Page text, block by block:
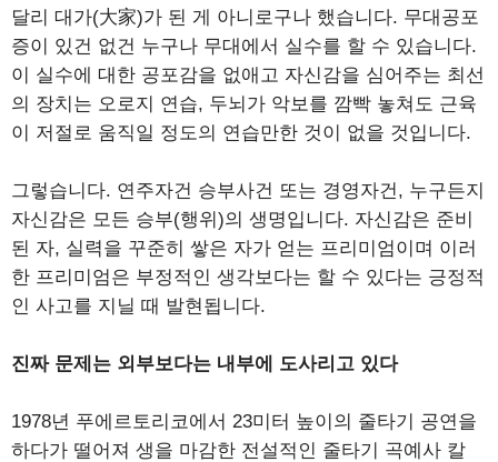
달리 대가(大家)가 된 게 아니로구나 했습니다. 무대공포
증이 있건 없건 누구나 무대에서 실수를 할 수 있습니다.
이 실수에 대한 공포감을 없애고 자신감을 심어주는 최선
의 장치는 오로지 연습, 두뇌가 악보를 깜빡 놓쳐도 근육
이 저절로 움직일 정도의 연습만한 것이 없을 것입니다.
그렇습니다. 연주자건 승부사건 또는 경영자건, 누구든지
자신감은 모든 승부(행위)의 생명입니다. 자신감은 준비
된 자, 실력을 꾸준히 쌓은 자가 얻는 프리미엄이며 이러
한 프리미엄은 부정적인 생각보다는 할 수 있다는 긍정적
인 사고를 지닐 때 발현됩니다.
진짜 문제는 외부보다는 내부에 도사리고 있다
1978년 푸에르토리코에서 23미터 높이의 줄타기 공연을
하다가 떨어져 생을 마감한 전설적인 줄타기 곡예사 칼